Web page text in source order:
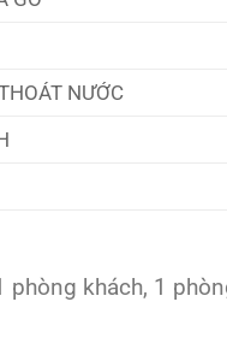
NƯỚC
phòng khách, 1